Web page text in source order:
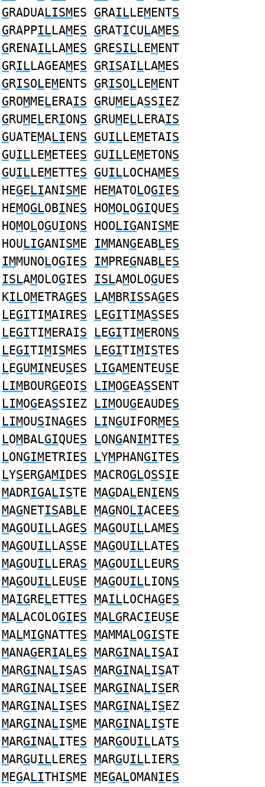
GRADUALISMES GRAILLEMENTS
GRAPPILLAMES GRATICULAMES
GRENAILLAMES GRESILLEMENT
GRILLAGEAMES GRISAILLAMES
GRISOLEMENTS GRISOLLEMENT
GROMMELERAIS GRUMELASSIEZ
GRUMELERIONS GRUMELLERAIS
GUATEMALIENS GUILLEMETAIS
GUILLEMETEES GUILLEMETONS
GUILLEMETTES GUILLOCHAMES
HEGELIANISME HEMATOLOGIES
HEMOGLOBINES HOMOLOGIQUES
HOMOLOGUIONS HOOLIGANISME
HOULIGANISME IMMANGEABLES
IMMUNOLOGIES IMPREGNABLES
ISLAMOLOGIES ISLAMOLOGUES
KILOMETRAGES LAMBRISSAGES
LEGITIMAIRES LEGITIMASSES
LEGITIMERAIS LEGITIMERONS
LEGITIMISMES LEGITIMISTES
LEGUMINEUSES LIGAMENTEUSE
LIMBOURGEOIS LIMOGEASSENT
LIMOGEASSIEZ LIMOUGEAUDES
LIMOUSINAGES LINGUIFORMES
LOMBALGIQUES LONGANIMITES
LONGIMETRIES LYMPHANGITES
LYSERGAMIDES MACROGLOSSIE
MADRIGALISTE MAGDALENIENS
MAGNETISABLE MAGNOLIACEES
MAGOUILLAGES MAGOUILLAMES
MAGOUILLASSE MAGOUILLATES
MAGOUILLERAS MAGOUILLEURS
MAGOUILLEUSE MAGOUILLIONS
MAIGRELETTES MAILLOCHAGES
MALACOLOGIES MALGRACIEUSE
MALMIGNATTES MAMMALOGISTE
MANAGERIALES MARGINALISAI
MARGINALISAS MARGINALISAT
MARGINALISEE MARGINALISER
MARGINALISES MARGINALISEZ
MARGINALISME MARGINALISTE
MARGINALITES MARGOUILLATS
MARGUILLERES MARGUILLIERS
MEGALITHISME MEGALOMANIES